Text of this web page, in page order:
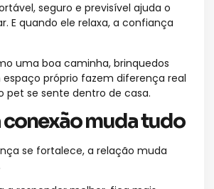
seguro e previsível ajuda o
E quando ele relaxa, a confiança
uma boa caminha, brinquedos
próprio fazem diferença real
pet se sente dentro de casa.
muda tudo
se fortalece, a relação muda